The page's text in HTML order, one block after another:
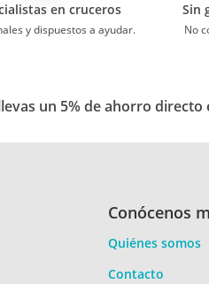
en cruceros
y dispuestos a ayudar.
Sin
No
un 5% de ahorro directo
Conócenos
Quiénes somos
Contacto